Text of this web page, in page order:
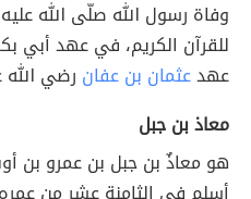
وفاة رسول الله صلّى الله
للقرآن الكريم، في عهد أبي
عهدعثمان بن عفان رضي الله
معاذ بن جبل
هو معاذٌ بن جبل بن عمرو بن